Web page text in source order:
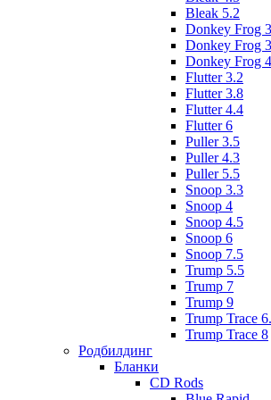
Bleak 5.2
Donkey Frog 3
Donkey Frog
Donkey Frog
Flutter 3.2
Flutter 3.8
Flutter 4.4
Flutter 6
Puller 3.5
Puller 4.3
Puller 5.5
Snoop 3.3
Snoop 4
Snoop 4.5
Snoop 6
Snoop 7.5
Trump 5.5
Trump 7
Trump 9
Trump Trace
Trump Trace 8
Родбилдинг
Бланки
CD Rods